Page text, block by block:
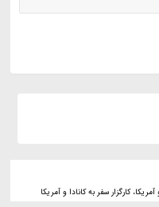
کارگزار سفر به کانادا و آمریکا